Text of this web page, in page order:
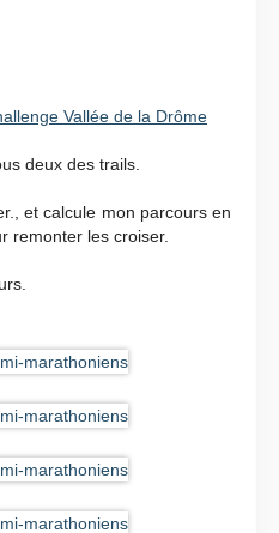
Vallée de la Drôme
deux des trails.
et calcule mon parcours en
remonter les croiser.